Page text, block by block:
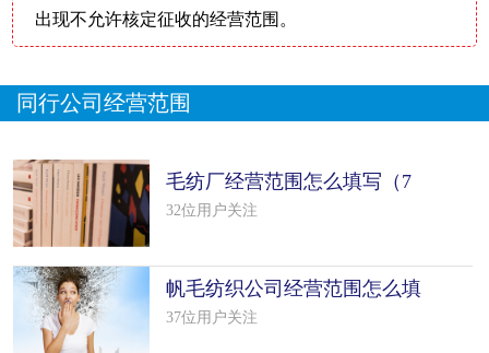
出现不允许核定征收的经营范围。
同行公司经营范围
毛纺厂经营范围怎么填写（7
个模板）
32位用户关注
帆毛纺织公司经营范围怎么填
写（22个
37位用户关注